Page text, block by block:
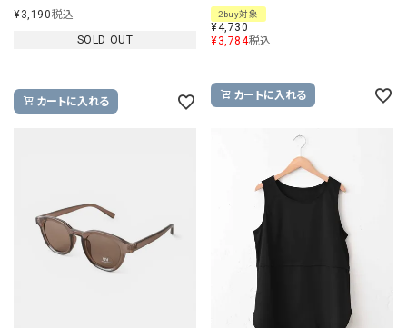
¥3,190税込
SOLD OUT
カートに入れる
2buy対象
¥4,730
¥3,784税込
カートに入れる